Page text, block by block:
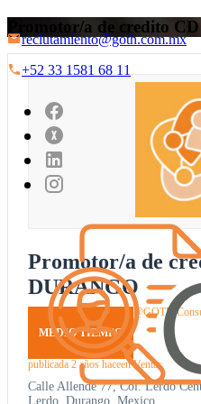
reclutamiento@goth.com.mx
+52 33 1581 68 11
Promotor/a de credito
Promotor/a de
DURANGO
MEDIO TIEMPO
@GOTH
publicada 2 años haceenVentas
Calle Allende 77, Col. Lerdo
Lerdo, Durango, Mexico